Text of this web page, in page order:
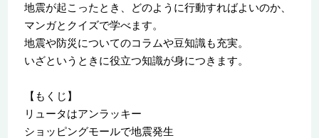
地震が起こったとき、どのように行動すればよいのか、
マンガとクイズで学べます。
地震や防災についてのコラムや豆知識も充実。
いざというときに役立つ知識が身につきます。
【もくじ】
リュータはアンラッキー
ショッピングモールで地震発生